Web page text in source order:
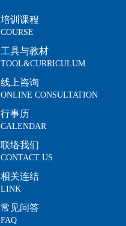
培训课程
COURSE
工具与教材
TOOL&CURRICULUM
线上咨询
ONLINE CONSULTATION
行事历
CALENDAR
联络我们
CONTACT US
相关连结
LINK
常见问答
FAQ